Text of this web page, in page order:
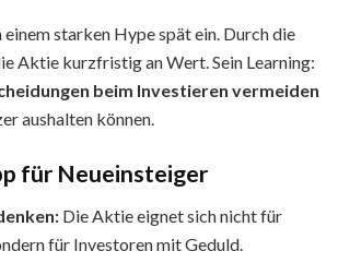
starken Hype spät ein. Durch die
Aktie kurzfristig an Wert. Sein Learning:
beim Investieren vermeiden
aushalten können.
für Neueinsteiger
Die Aktie eignet sich nicht für
für Investoren mit Geduld.